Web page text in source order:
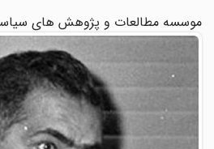
موسسه مطالعات و پژوهش های سیاسی